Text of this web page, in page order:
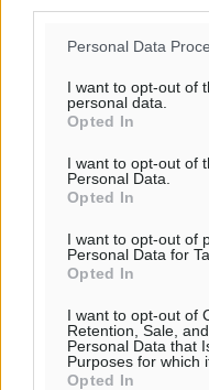
Personal Data
I want to opt-out of
personal data.
Opted In
I want to opt-out of
Personal Data.
Opted In
I want to opt-out of
Personal Data for
Opted In
I want to opt-out of
Retention, Sale,
Personal Data that
Purposes for which
Opted In
ΚΥ